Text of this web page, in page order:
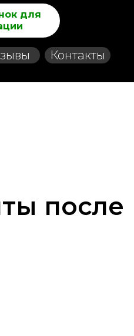
для
Контакты
после